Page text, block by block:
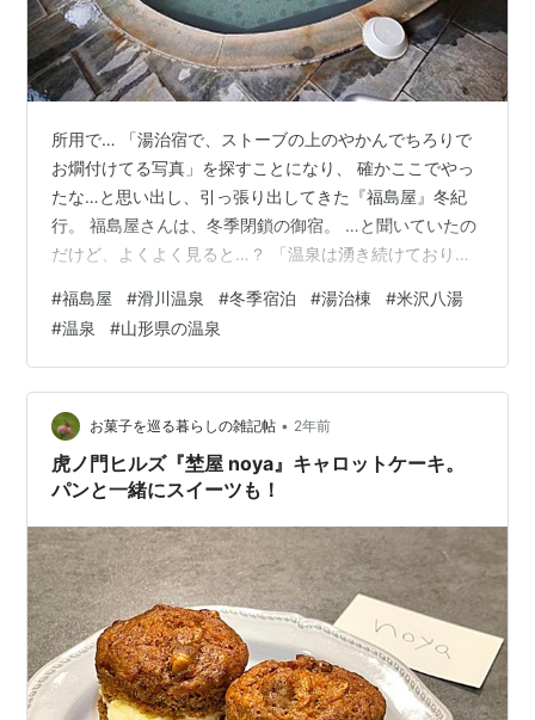
所用で… 「湯治宿で、ストーブの上のやかんでちろりで
お燗付けてる写真」を探すことになり、 確かここでやっ
たな…と思い出し、引っ張り出してきた『福島屋』冬紀
行。 福島屋さんは、冬季閉鎖の御宿。 …と聞いていたの
だけど、よくよく見ると…？ 「温泉は湧き続けておりま
ぉ！ そういうことだったのね！ このときは、てっきり地
元の主(笑)の米沢亜希子氏のチカラで 半ば無理やり？冬
季閉鎖中に押しかけたのかと思ってました😂 …というこ
とで、 懐かしついでに（どうせ絵日記も書いてなかった
ので）したためてみることに～ ＊＊＊ あれは…2023年3
月。 峠駅に車を停…
#福島屋 #滑川温泉 #冬季宿泊 #湯治棟 #米沢八湯
#温泉 #山形県の温泉
お菓子を巡る暮らしの雑記帖 • 2年前
虎ノ門ヒルズ『埜屋 noya』キャロットケーキ。
パンと一緒にスイーツも！